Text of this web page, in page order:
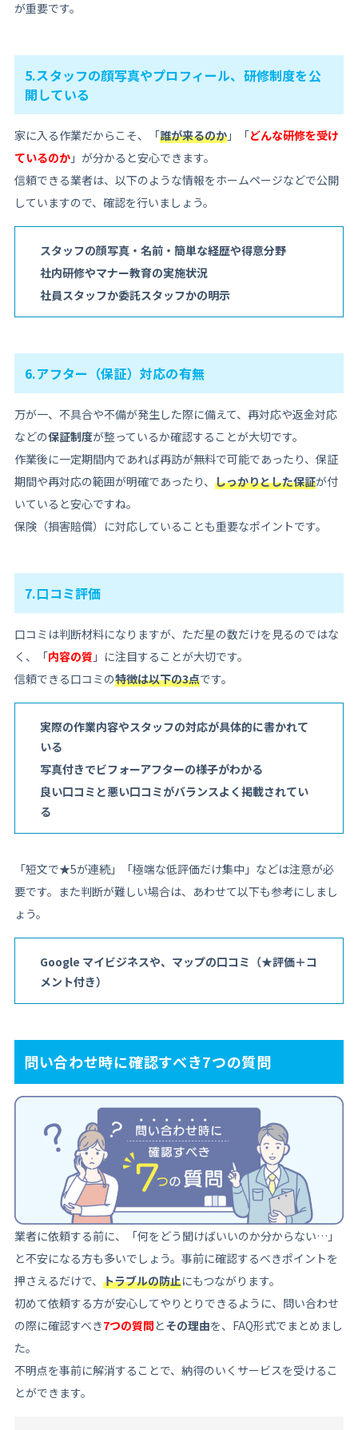
が重要です。
5.スタッフの顔写真やプロフィール、研修制度を公
開している
家に入る作業だからこそ、「誰が来るのか」「どんな研修を受け
ているのか」が分かると安心できます。
信頼できる業者は、以下のような情報をホームページなどで公開
していますので、確認を行いましょう。
スタッフの顔写真・名前・簡単な経歴や得意分野
社内研修やマナー教育の実施状況
社員スタッフか委託スタッフかの明示
6.アフター（保証）対応の有無
万が一、不具合や不備が発生した際に備えて、再対応や返金対応
などの保証制度が整っているか確認することが大切です。
作業後に一定期間内であれば再訪が無料で可能であったり、保証
期間や再対応の範囲が明確であったり、 しっかりとした保証が付
いていると安心ですね。
保険（損害賠償）に対応していることも重要なポイントです。
7.口コミ評価
口コミは判断材料になりますが、ただ星の数だけを見るのではな
く、「内容の質」に注目することが大切です。
信頼できる口コミの特徴は以下の3点です。
実際の作業内容やスタッフの対応が具体的に書かれて
いる
写真付きでビフォーアフターの様子がわかる
良い口コミと悪い口コミがバランスよく掲載されてい
る
「短文で★5が連続」「極端な低評価だけ集中」などは注意が必
要です。また判断が難しい場合は、あわせて以下も参考にしまし
ょう。
Google マイビジネスや、マップの口コミ（★評価＋コ
メント付き）
問い合わせ時に確認すべき7つの質問
業者に依頼する前に、「何をどう聞けばいいのか分からない…」
と不安になる方も多いでしょう。事前に確認するべきポイントを
押さえるだけで、 トラブルの防止にもつながります。
初めて依頼する方が安心してやりとりできるように、問い合わせ
の際に確認すべき7つの質問 とその理由を、FAQ形式でまとめまし
た。
不明点を事前に解消することで、納得のいくサービスを受けるこ
とができます。